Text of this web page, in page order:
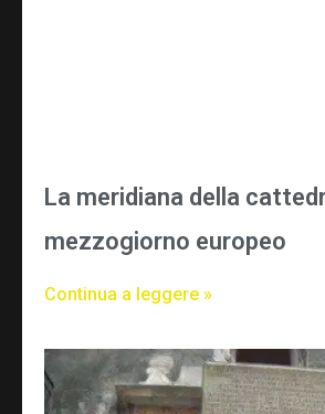
La meridiana della
mezzogiorno europeo
Continua a leggere »